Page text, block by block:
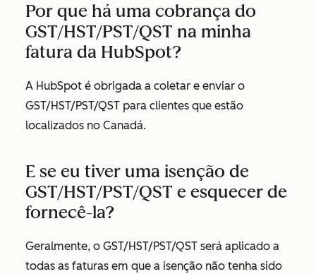
Por que há uma cobrança do
GST/HST/PST/QST na minha
fatura da HubSpot?
A HubSpot é obrigada a coletar e enviar o
GST/HST/PST/QST para clientes que estão
localizados no Canadá.
E se eu tiver uma isenção de
GST/HST/PST/QST e esquecer de
fornecê-la?
Geralmente, o GST/HST/PST/QST será aplicado a
todas as faturas em que a isenção não tenha sido